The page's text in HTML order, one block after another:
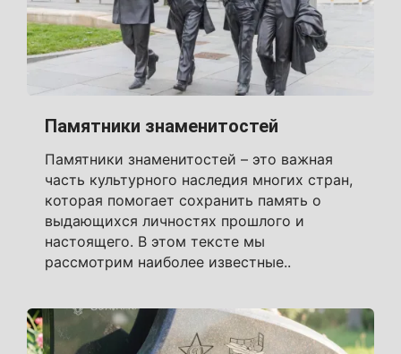
Памятники знаменитостей
Памятники знаменитостей – это важная
часть культурного наследия многих стран,
которая помогает сохранить память о
выдающихся личностях прошлого и
настоящего. В этом тексте мы
рассмотрим наиболее известные..